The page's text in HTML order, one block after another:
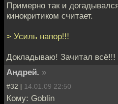
Примерно так и
кинокритиком считает.
> Усиль напор!!!
Докладываю! Зачитал всё!!!
Андрей. »
#32 | 14.01.09 22:50
Кому: Goblin